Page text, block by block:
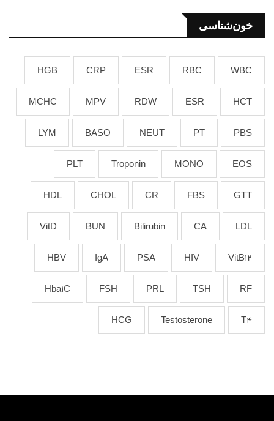
خون‌شناسی
WBC
RBC
ESR
CRP
HGB
HCT
ESR
RDW
MPV
MCHC
PBS
PT
NEUT
BASO
LYM
EOS
MONO
Troponin
PLT
GTT
FBS
CR
CHOL
HDL
LDL
CA
Bilirubin
BUN
VitD
VitB12
HIV
PSA
IgA
HBV
RF
TSH
PRL
FSH
Hba1C
T4
Testosterone
HCG